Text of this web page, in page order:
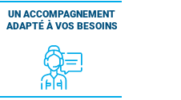
UN ACCOMPAGNEMENT
ADAPTÉ À VOS BESOINS